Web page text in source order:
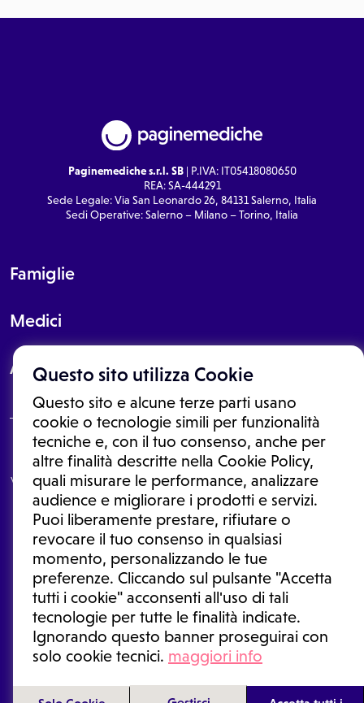
Questo sito utilizza Cookie
Questo sito e alcune terze parti usano
cookie o tecnologie simili per funzionalità
tecniche e, con il tuo consenso, anche per
altre finalità descritte nella Cookie Policy,
quali misurare le performance, analizzare
audience e migliorare i prodotti e servizi.
Puoi liberamente prestare, rifiutare o
revocare il tuo consenso in qualsiasi
momento, personalizzando le tue
preferenze. Cliccando sul pulsante "Accetta
tutti i cookie" acconsenti all'uso di tali
tecnologie per tutte le finalità indicate.
Ignorando questo banner proseguirai con
solo cookie tecnici. maggiori info
Paginemediche s.r.l. SB| P.IVA: IT05418080650
REA: SA-444291
Sede Legale: Via San Leonardo 26, 84131 Salerno, Italia
Sedi Operative: Salerno – Milano – Torino, Italia
Famiglie
Medici
About
Le informazioni proposte in questo sito non sono un consulto medico.
In nessun caso, queste informazioni sostituiscono un consulto, una
visita o una diagnosi formulata dal medico. Non si devono considerare
le informazioni disponibili come suggerimenti per la formulazione di
una diagnosi, la determinazione di un trattamento o l'assunzione o
sospensione di un farmaco senza prima consultare un medico di
medicina generale o uno specialista.
Condizioni di utilizzo|Privacy Policy |Gestione cookie
Ⓒ 2025 | Tutti i diritti riservati.